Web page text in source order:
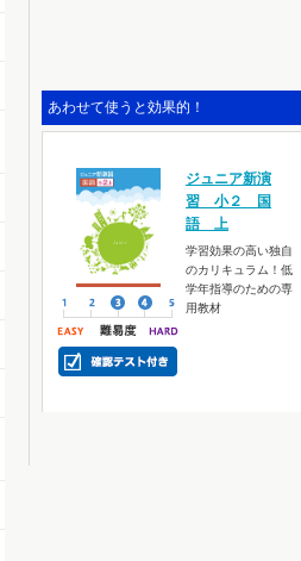
あわせて使うと効果的！
ジュニア新演
習 小２ 国
語 上
学習効果の高い独自
のカリキュラム！低
学年指導のための専
用教材